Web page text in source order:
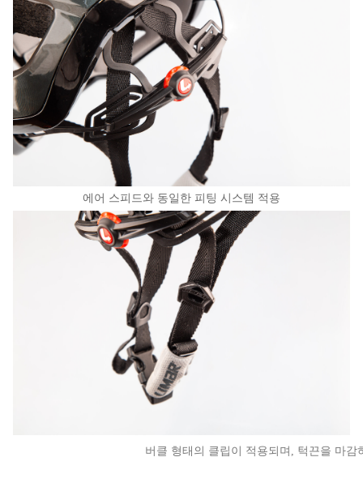
에어 스피드와 동일한 피팅 시스템 적용
버클 형태의 클립이 적용되며, 턱끈을 마감